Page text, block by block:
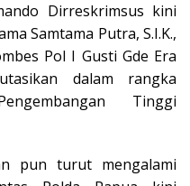
Dirreskrimsus kini
Samtama Putra, S.I.K.,
Pol I Gusti Gde Era
dalam rangka
Tinggi
pun turut mengalami